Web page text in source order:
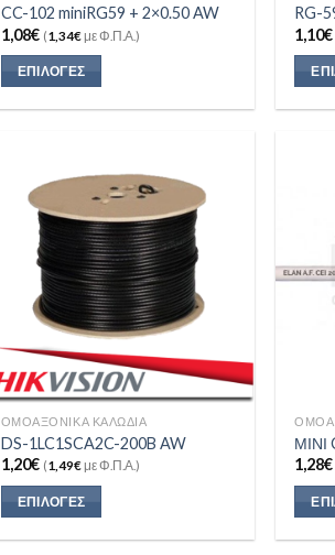
CC-102 miniRG59 + 2×0.50 AW
1,08€ (1,34€με Φ.Π.Α.)
ΕΠΙΛΟΓΈΣ
RG-
1,10€
Add to
Wishlist
ΟΜΟΑΞΟΝΙΚΆ ΚΑΛΏΔΙΑ
DS-1LC1SCA2C-200B AW
1,20€ (1,49€με Φ.Π.Α.)
ΕΠΙΛΟΓΈΣ
ΜΙΝΙ
1,28€